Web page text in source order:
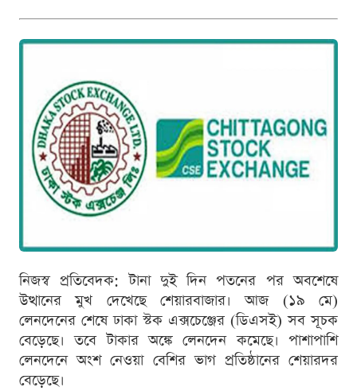
নিজস্ব প্রতিবেদক: টানা দুই দিন পতনের পর অবশেষে
উত্থানের মুখ দেখেছে শেয়ারবাজার। আজ (১৯ মে)
লেনদেনের শেষে ঢাকা স্টক এক্সচেঞ্জের (ডিএসই) সব সূচক
বেড়েছে। তবে টাকার অঙ্কে লেনদেন কমেছে। পাশাপাশি
লেনদেনে অংশ নেওয়া বেশির ভাগ প্রতিষ্ঠানের শেয়ারদর
বেড়েছে।